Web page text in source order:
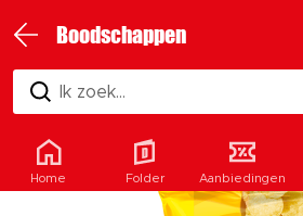
Boodschappen
Ik zoek...
Home Folder Aanbiedingen